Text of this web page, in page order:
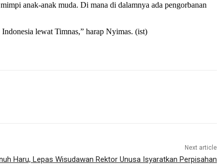
anak-anak muda. Di mana di dalamnya ada pengorbanan
lewat Timnas,” harap Nyimas. (ist)
Next article
Haru, Lepas Wisudawan Rektor Unusa Isyaratkan Perpisahan